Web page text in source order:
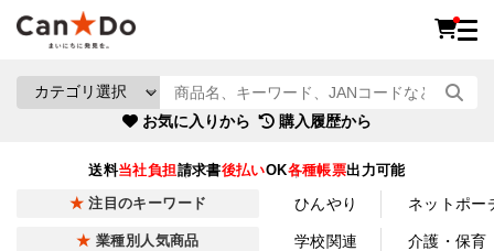
お気に入りから 購入履歴から
送料当社負担請求書後払いOK各種帳票出力可能
注目のキーワード ひんやり ネットポー
業種別人気商品 学校関連 介護・保育